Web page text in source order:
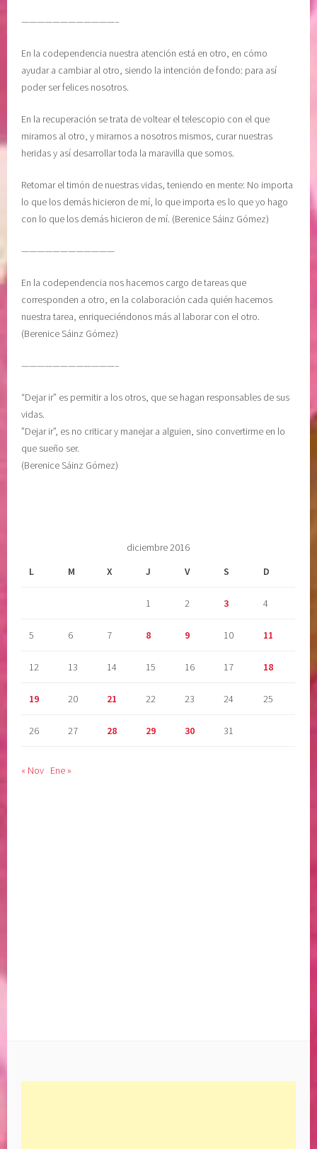
————————————–
En la codependencia nuestra atención está en otro, en cómo
ayudar a cambiar al otro, siendo la intención de fondo: para así
poder ser felices nosotros.
En la recuperación se trata de voltear el telescopio con el que
miramos al otro, y mirarnos a nosotros mismos, curar nuestras
heridas y así desarrollar toda la maravilla que somos.
Retomar el timón de nuestras vidas, teniendo en mente: No importa
lo que los demás hicieron de mí, lo que importa es lo que yo hago
con lo que los demás hicieron de mí. (Berenice Sáinz Gómez)
————————————
En la codependencia nos hacemos cargo de tareas que
corresponden a otro, en la colaboración cada quién hacemos
nuestra tarea, enriqueciéndonos más al laborar con el otro.
(Berenice Sáinz Gómez)
————————————–
“Dejar ir” es permitir a los otros, que se hagan responsables de sus
vidas.
”Dejar ir”, es no criticar y manejar a alguien, sino convertirme en lo
que sueño ser.
(Berenice Sáinz Gómez)
diciembre 2016
L
M X J V S D
1 2 3 4
5 6 7 8 9 10 11
12 13 14 15 16 17 18
19 20 21 22 23 24 25
26 27 28 29 30 31
« Nov Ene »